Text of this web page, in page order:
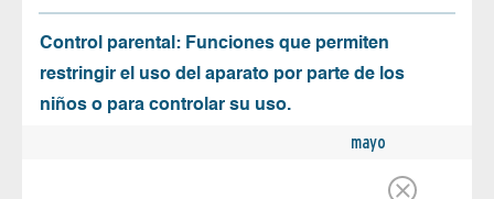
Control parental: Funciones que permiten
restringir el uso del aparato por parte de los
niños o para controlar su uso.
mayo